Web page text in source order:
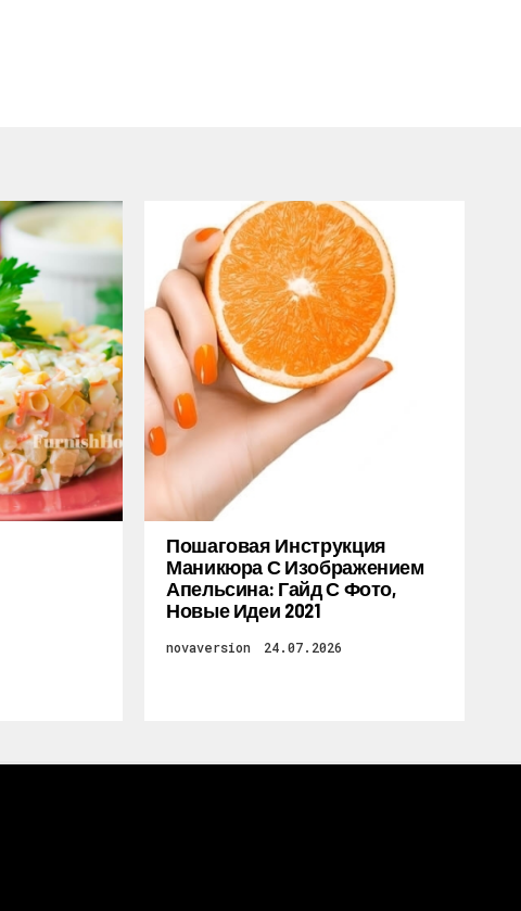
Пошаговая Инструкция
Маникюра С Изображением
Апельсина: Гайд С Фото,
Новые Идеи 2021
novaversion 24.07.2026